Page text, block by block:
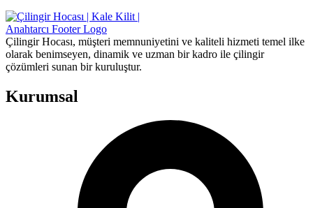
Çilingir Hocası, müşteri memnuniyetini ve kaliteli hizmeti temel ilke
olarak benimseyen, dinamik ve uzman bir kadro ile çilingir
çözümleri sunan bir kuruluştur.
Kurumsal